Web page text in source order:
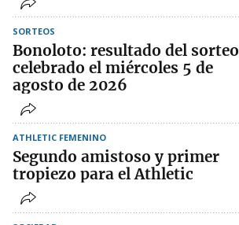
SORTEOS
Bonoloto: resultado del sorteo
celebrado el miércoles 5 de
agosto de 2026
ATHLETIC FEMENINO
Segundo amistoso y primer
tropiezo para el Athletic